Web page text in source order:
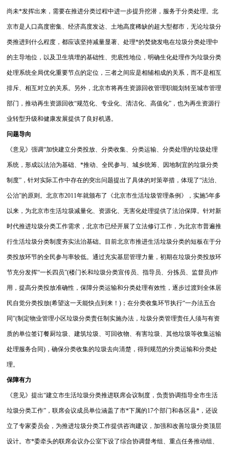
尚未*发挥出来，需要在推进分类过程中进一步提升挖潜，服务于分类处理。北
京市是人口高度密集、经济高度发达、土地高度稀缺的超大型都市，无论垃圾分
类推进到什么程度，都应该坚持减量显著、处理*的焚烧发电在垃圾分类处理中
的主导地位，以及卫生填埋的基础性、兜底性地位，明确生化处理作为垃圾分类
处理系统全局优化重要节点的定位，三者之间应是相辅相成的关系，而不是相互
排斥、相互对立的关系。另外，北京市将再生资源回收管理职能划转至城市管理
部门，推动再生资源回收“规范化、专业化、清洁化、高值化”，也为再生资源行
业转型升级和健康发展提供了良好机遇。
问题导向
《意见》强调“加快建立分类投放、分类收集、分类运输、分类处理的垃圾处理
系统，形成以法治为基础、*推动、全民参与、城乡统筹、因地制宜的垃圾分类
制度”，针对实际工作中存在的突出问题提出了具体的对策举措，体现了“法治、
公治”的原则。北京市2011年就颁布了《北京市生活垃圾管理条例》，实施5年多
以来，为北京市生活垃圾减量化、资源化、无害化处理提供了法治保障。针对新
时代推进垃圾分类工作需求，北京市已经开展了立法修订工作，为北京市普遍推
行生活垃圾分类制度夯实法治基础。目前北京市推进生活垃圾分类的短板在于分
类投放环节的全民参与率较低。通过充实基层管理力量，初期在垃圾分类投放环
节充分发挥“一长四员”(楼门长和垃圾分类宣传员、指导员、分拣员、监督员)作
用，提高分类投放准确性，保障分类运输和分类处理有效性，逐步过渡到全体居
民自觉分类投放(希望这一天能快点到来！)；在分类收集环节执行“一办法五合
同”(制定物业管理小区垃圾分类责任制实施办法，垃圾分类管理责任人须与有资
质的单位签订餐厨垃圾、建筑垃圾、可回收物、有害垃圾、其他垃圾等收集运输
处理服务合同)，确保分类收集的垃圾去向清楚，得到规范的分类运输和分类处
理。
保障有力
《意见》提出“建立市生活垃圾分类推进联席会议制度，负责协调指导全市生活
垃圾分类工作”，联席会议成员单位涵盖了市*下属的17个部门和各区县*，还设
立了专家委员会，为推进垃圾分类工作提供咨询建议，加强和改善垃圾分类顶层
设计。市*委牵头的联席会议办公室下设了综合协调督考组、重点任务推动组、